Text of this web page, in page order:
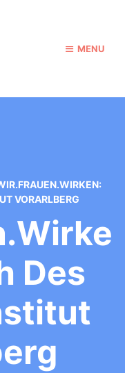
MENU
VORARLBERG
Des